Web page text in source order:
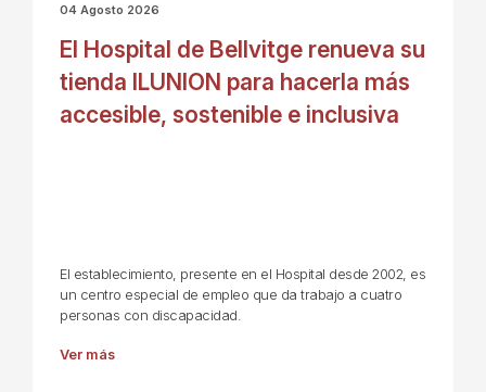
04 Agosto 2026
El Hospital de Bellvitge renueva su
tienda ILUNION para hacerla más
accesible, sostenible e inclusiva
El establecimiento, presente en el Hospital desde 2002, es
un centro especial de empleo que da trabajo a cuatro
personas con discapacidad.
Ver más